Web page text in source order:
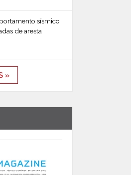
sísmico
de aresta
»